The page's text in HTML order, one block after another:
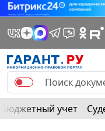
Бюджетный учет